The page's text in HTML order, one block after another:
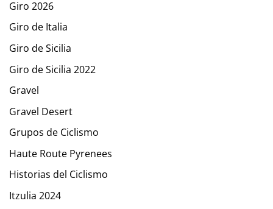
Giro 2026
Giro de Italia
Giro de Sicilia
Giro de Sicilia 2022
Gravel
Gravel Desert
Grupos de Ciclismo
Haute Route Pyrenees
Historias del Ciclismo
Itzulia 2024